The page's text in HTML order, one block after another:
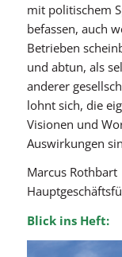
mit politischem
befassen, auch
Betrieben
und abtun, als
anderer
lohnt sich, die
Visionen und
Auswirkungen
Marcus Rothbart
Blick ins Heft: